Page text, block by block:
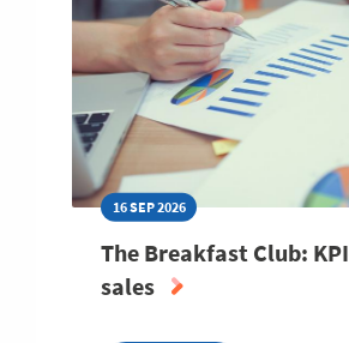
16 SEP 2026
The Breakfast Club:
sales